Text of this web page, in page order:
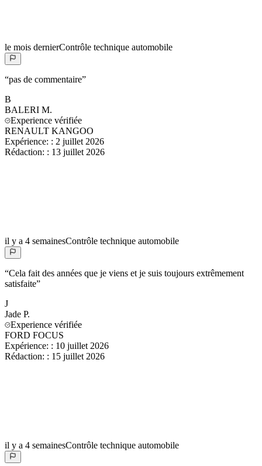
le mois dernierContrôle technique automobile
“pas de commentaire”
B
BALERI M.
Experience vérifiée
RENAULT KANGOO
Expérience: : 2 juillet 2026
Rédaction: : 13 juillet 2026
il y a 4 semainesContrôle technique automobile
“Cela fait des années que je viens et je suis toujours extrêmement
satisfaite”
J
Jade P.
Experience vérifiée
FORD FOCUS
Expérience: : 10 juillet 2026
Rédaction: : 15 juillet 2026
il y a 4 semainesContrôle technique automobile